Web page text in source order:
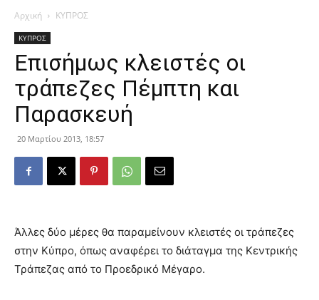
Αρχική ΚΥΠΡΟΣ
ΚΥΠΡΟΣ
Επισήμως κλειστές οι
τράπεζες Πέμπτη και
Παρασκευή
20 Μαρτίου 2013, 18:57
Άλλες δύο μέρες θα παραμείνουν κλειστές οι τράπεζες
στην Κύπρο, όπως αναφέρει το διάταγμα της Κεντρικής
Τράπεζας από το Προεδρικό Μέγαρο.